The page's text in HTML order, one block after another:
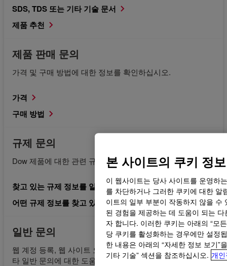
SDS, TDS 또는 기타 기술 문서
제품 추천
제품 판매 문의
가격 및 구매 방법에 대한 정보를 확인하십시오.
가격
구매 방법
규제 문의
Dow 제품에 대한 관련 규제 문서를 요청합니다.
찾고 있는 규제 정보를 알고 있습니다.
어떤 규제 정보를 찾고 있는지 모르겠습니다.
일반 문의
웹 계정 등록, 웹 사이트 오류, 콘텐츠 액세스 또는 찾기 및 기
타 일반 문의에 대한 도움을 받으십시오.
본 사이트의 쿠키 정보
이 웹사이트는 당사 사이트를 운영하
를 차단하거나 그러한 쿠키에 대한
이트의 일부 부분이 작동하지 않을
된 경험을 제공하는 데 도움이 되는
자 합니다. 이러한 쿠키는 아래의 “모
당 쿠키를 활성화하는 경우에만 설정
한 내용은 아래의 “자세한 정보 보기”
기타 기술” 섹션을 참조하십시오. 개